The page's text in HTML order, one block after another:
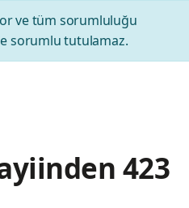
ve tüm sorumluluğu
sorumlu tutulamaz.
423